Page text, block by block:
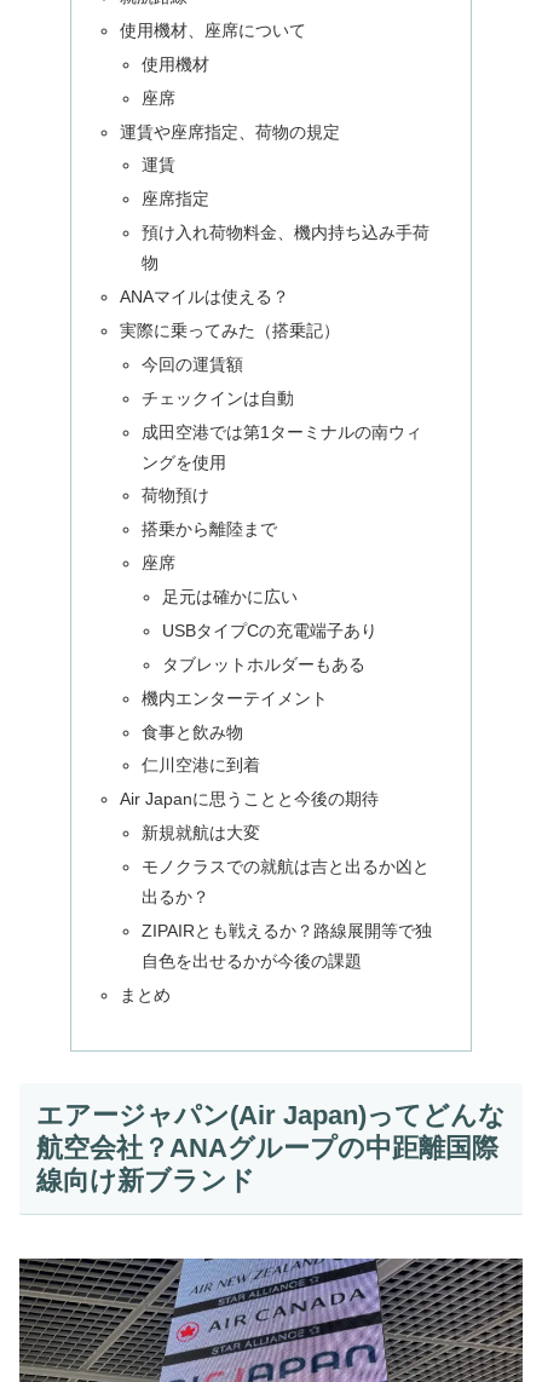
使用機材、座席について
使用機材
座席
運賃や座席指定、荷物の規定
運賃
座席指定
預け入れ荷物料金、機内持ち込み手荷
物
ANAマイルは使える？
実際に乗ってみた（搭乗記）
今回の運賃額
チェックインは自動
成田空港では第1ターミナルの南ウィ
ングを使用
荷物預け
搭乗から離陸まで
座席
足元は確かに広い
USBタイプCの充電端子あり
タブレットホルダーもある
機内エンターテイメント
食事と飲み物
仁川空港に到着
Air Japanに思うことと今後の期待
新規就航は大変
モノクラスでの就航は吉と出るか凶と
出るか？
ZIPAIRとも戦えるか？路線展開等で独
自色を出せるかが今後の課題
まとめ
エアージャパン(Air Japan)ってどんな
航空会社？ANAグループの中距離国際
線向け新ブランド